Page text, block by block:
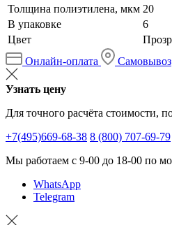
Толщина полиэтилена, мкм 20
В упаковке
6
Цвет
Онлайн-оплата
Самовывоз
Узнать цену
Для точного расчёта стоимости,
+7(495)669-68-38 8 (800) 707-69-79
Мы работаем с 9-00 до 18-00 по
WhatsApp
Telegram